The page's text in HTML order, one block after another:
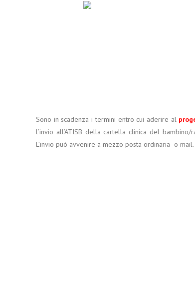
Sono in scadenza i termini entro cui aderire al
l’invio all’ATISB della cartella clinica del
L’invio può avvenire a mezzo posta ordinaria o mail.